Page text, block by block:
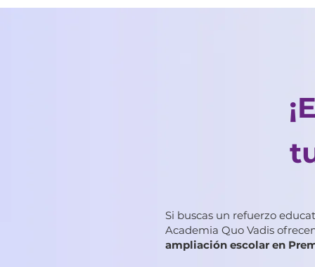
Si buscas un refuerzo
Academia Quo Vadis
ampliación escolar en